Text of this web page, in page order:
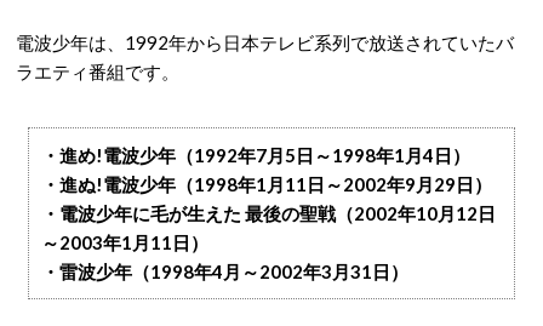
電波少年は、1992年から日本テレビ系列で放送されていたバ
ラエティ番組です。
・進め!電波少年（1992年7月5日～1998年1月4日）
・進ぬ!電波少年（1998年1月11日～2002年9月29日）
・電波少年に毛が生えた 最後の聖戦（2002年10月12日
～2003年1月11日）
・雷波少年（1998年4月～2002年3月31日）